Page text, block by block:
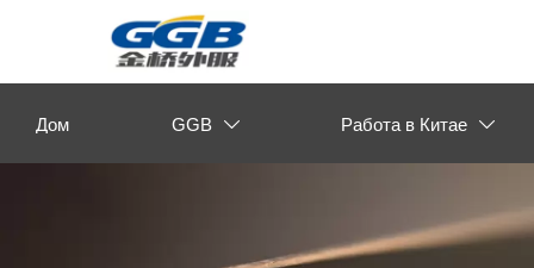
Дом GGB  Работа в Китае 